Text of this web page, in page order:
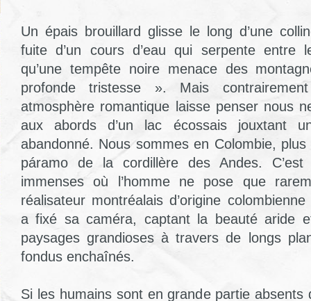
Un épais brouillard glisse le long d’une
fuite d’un cours d’eau qui serpente entre
qu’une tempête noire menace des
profonde tristesse ». Mais
atmosphère romantique laisse penser nous
aux abords d’un lac écossais jouxtant
abandonné. Nous sommes en Colombie,
páramo de la cordillère des Andes.
immenses où l’homme ne pose que
réalisateur montréalais d’origine
a fixé sa caméra, captant la beauté aride
paysages grandioses à travers de longs
fondus enchaînés.
Si les humains sont en grande partie absents